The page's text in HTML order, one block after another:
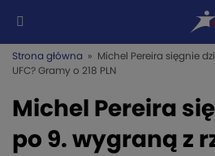
Strona główna » Michel Pereira sięgnie
UFC? Gramy o 218 PLN
Michel Pereira
po 9. wygraną z